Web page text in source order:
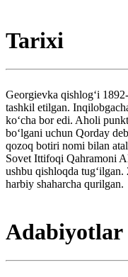
Tarixi
Georgievka qishlogʻi
tashkil etilgan.
koʻcha bor edi. Aholi
boʻlgani uchun Qorday
qozoq botiri nomi bilan
Sovet Ittifoqi Qahramoni
ushbu qishloqda
harbiy shaharcha qurilgan.
Adabiyotlar